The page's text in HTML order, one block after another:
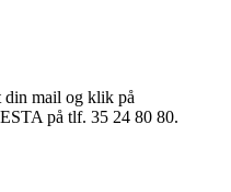
din mail og klik på
på tlf. 35 24 80 80.